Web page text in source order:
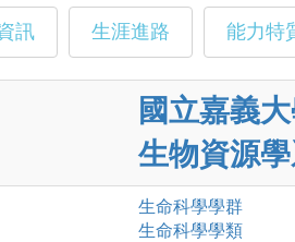
訊 生涯進路 能力特
國立嘉義
生物資源
生命科學學群
生命科學學類